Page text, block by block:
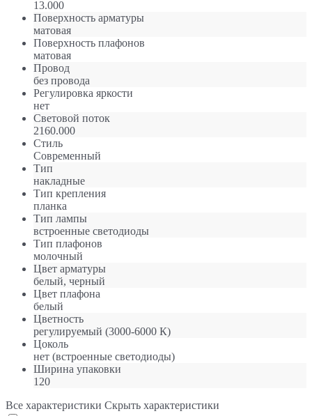
13.000
Поверхность арматуры
матовая
Поверхность плафонов
матовая
Провод
без провода
Регулировка яркости
нет
Световой поток
2160.000
Стиль
Современный
Тип
накладные
Тип крепления
планка
Тип лампы
встроенные светодиоды
Тип плафонов
молочный
Цвет арматуры
белый, черный
Цвет плафона
белый
Цветность
регулируемый (3000-6000 К)
Цоколь
нет (встроенные светодиоды)
Ширина упаковки
120
Все характеристики Скрыть характеристики